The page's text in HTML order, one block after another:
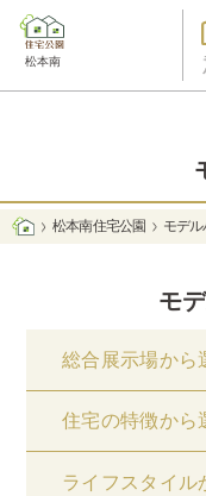
松本南
松本南 住宅公園 モデ
モ
総合展示場から
住宅の特徴から
ライフスタイル